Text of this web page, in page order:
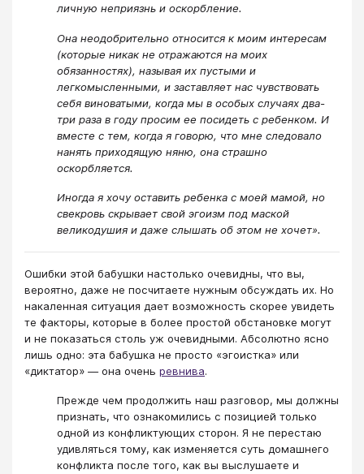
личную неприязнь и оскорбление.
Она неодобрительно относится к моим интересам
(которые никак не отражаются на моих
обязанностях), называя их пустыми и
легкомысленными, и заставляет нас чувствовать
себя виноватыми, когда мы в особых случаях два-
три раза в году просим ее посидеть с ребенком. И
вместе с тем, когда я говорю, что мне следовало
нанять приходящую няню, она страшно
оскорбляется.
Иногда я хочу оставить ребенка с моей мамой, но
свекровь скрывает свой эгоизм под маской
великодушия и даже слышать об этом не хочет».
Ошибки этой бабушки настолько очевидны, что вы,
вероятно, даже не посчитаете нужным обсуждать их. Но
накаленная ситуация дает возможность скорее увидеть
те факторы, которые в более простой обстановке могут
и не показаться столь уж очевидными. Абсолютно ясно
лишь одно: эта бабушка не просто «эгоистка» или
«диктатор» — она очень ревнива.
Прежде чем продолжить наш разговор, мы должны
признать, что ознакомились с позицией только
одной из конфликтующих сторон. Я не перестаю
удивляться тому, как изменяется суть домашнего
конфликта после того, как вы выслушаете и